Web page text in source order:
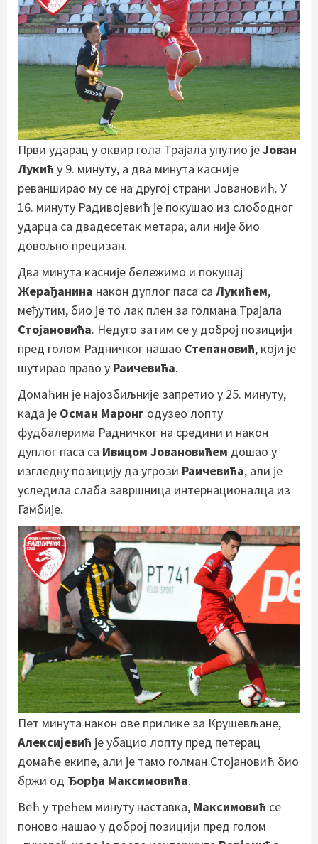
Први ударац у оквир гола Трајала упутио јеЈован
Лукић у 9. минуту, а два минута касније
реванширао му се на другој страни Јовановић. У
16. минуту Радивојевић је покушао из слободног
ударца са двадесетак метара, али није био
довољно прецизан.
Два минута касније бележимо и покушај
Жерађанина након дуплог паса са Лукићем,
међутим, био је то лак плен за голмана Трајала
Стојановића. Недуго затим се у доброј позицији
пред голом Радничког нашао Степановић, који је
шутирао право у Раичевића.
Домаћин је најозбиљније запретио у 25. минуту,
када је Осман Маронг одузео лопту
фудбалерима Радничког на средини и након
дуплог паса са Ивицом Јовановићем дошао у
изгледну позицију да угрози Раичевића, али је
уследила слаба завршница интернационалца из
Гамбије.
Пет минута након ове прилике за Крушевљане,
Алексијевић је убацио лопту пред петерац
домаће екипе, али је тамо голман Стојановић био
бржи од Ђорђа Максимовића.
Већ у трећем минуту наставка, Максимовић се
поново нашао у доброј позицији пред голом